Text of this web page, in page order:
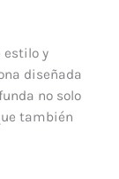
estilo y
diseñada
no solo
también